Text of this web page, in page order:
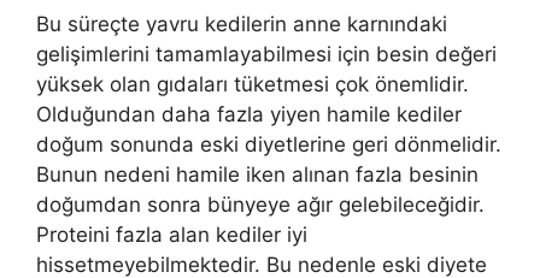
Bu süreçte yavru kedilerin anne karnındaki
gelişimlerini tamamlayabilmesi için besin değeri
yüksek olan gıdaları tüketmesi çok önemlidir.
Olduğundan daha fazla yiyen hamile kediler
doğum sonunda eski diyetlerine geri dönmelidir.
Bunun nedeni hamile iken alınan fazla besinin
doğumdan sonra bünyeye ağır gelebileceğidir.
Proteini fazla alan kediler iyi
hissetmeyebilmektedir. Bu nedenle eski diyete